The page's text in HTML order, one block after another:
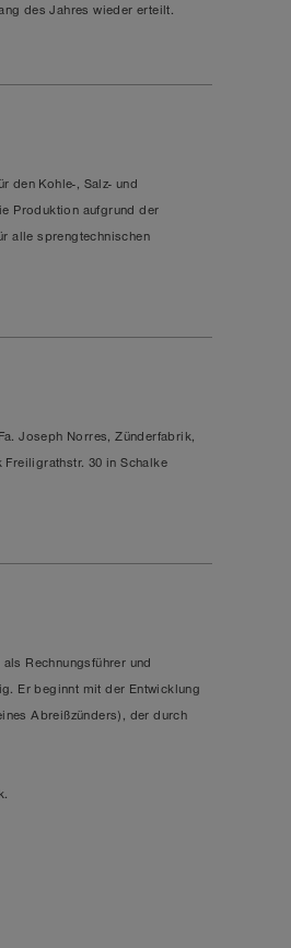
des Jahres wieder erteilt.
den Kohle-, Salz- und
Produktion aufgrund der
alle sprengtechnischen
Joseph Norres, Zünderfabrik,
30 in Schalke
Rechnungsführer und
Er beginnt mit der Entwicklung
Abreißzünders), der durch
.